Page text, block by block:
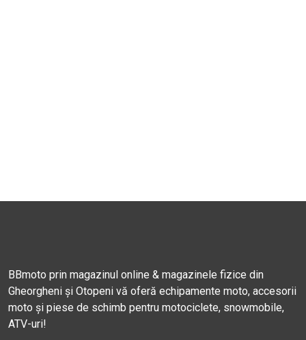
BBmoto prin magazinul online & magazinele fizice din
Gheorgheni și Otopeni vă oferă echipamente moto, accesorii
moto și piese de schimb pentru motociclete, snowmobile,
ATV-uri!